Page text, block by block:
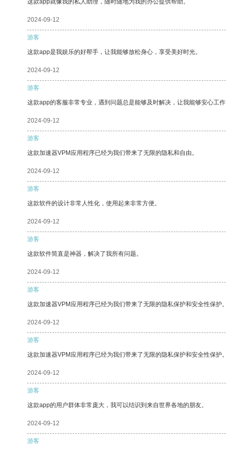
这款app就像我的私人助理，随时随地为我的办公提供帮助。
2024-09-12
游客
这款app是我娱乐的好帮手，让我能够放松身心，享受美好时光。
2024-09-12
游客
这款app的客服非常专业，遇到问题总是能够及时解决，让我能够安心工
2024-09-12
游客
这款加速器VPM应用程序已经为我们带来了无限的隐私和自由。
2024-09-12
游客
这款软件的设计非常人性化，使用起来非常方便。
2024-09-12
游客
这款软件简直是神器，解决了我所有问题。
2024-09-12
游客
这款加速器VPM应用程序已经为我们带来了无限的隐私保护和安全性保护
2024-09-12
游客
这款加速器VPM应用程序已经为我们带来了无限的隐私保护和安全性保护
2024-09-12
游客
这款app的用户群体非常庞大，我可以结识到来自世界各地的朋友。
2024-09-12
游客